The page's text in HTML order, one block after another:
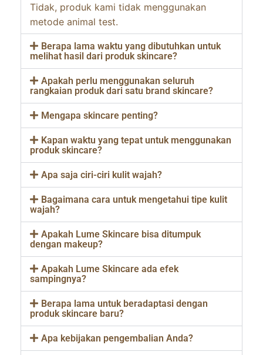
Tidak, produk kami tidak menggunakan
metode animal test.
Berapa lama waktu yang dibutuhkan untuk
melihat hasil dari produk skincare?
Apakah perlu menggunakan seluruh
rangkaian produk dari satu brand skincare?
Mengapa skincare penting?
Kapan waktu yang tepat untuk menggunakan
produk skincare?
Apa saja ciri-ciri kulit wajah?
Bagaimana cara untuk mengetahui tipe kulit
wajah?
Apakah Lume Skincare bisa ditumpuk
dengan makeup?
Apakah Lume Skincare ada efek
sampingnya?
Berapa lama untuk beradaptasi dengan
produk skincare baru?
Apa kebijakan pengembalian Anda?